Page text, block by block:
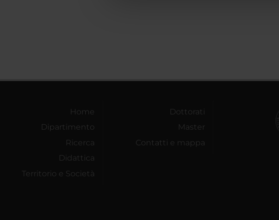
Home
Dipartimento
Ricerca
Didattica
Territorio e Società
Dottorati
Master
Contatti e mappa